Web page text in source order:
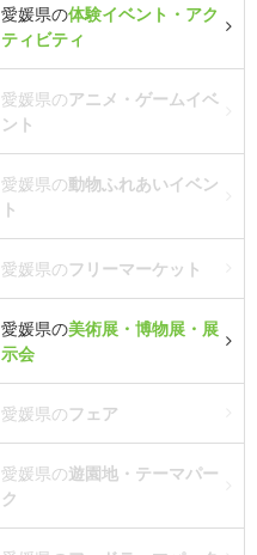
愛媛県の体験イベント・アク
ティビティ
愛媛県のアニメ・ゲームイベ
ント
愛媛県の動物ふれあいイベン
ト
愛媛県のフリーマーケット
愛媛県の美術展・博物展・展
示会
愛媛県のフェア
愛媛県の遊園地・テーマパー
ク